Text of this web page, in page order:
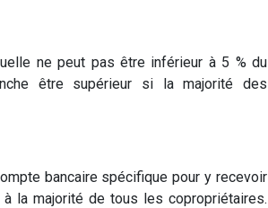
ne peut pas être inférieur à 5 % du
être supérieur si la majorité des
bancaire spécifique pour y recevoir
la majorité de tous les copropriétaires.